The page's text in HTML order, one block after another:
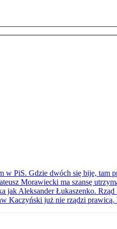
w PiS. Gdzie dwóch się bije, tam
Morawiecki ma szansę
jak Aleksander Łukaszenko. Rząd
Kaczyński już nie rządzi